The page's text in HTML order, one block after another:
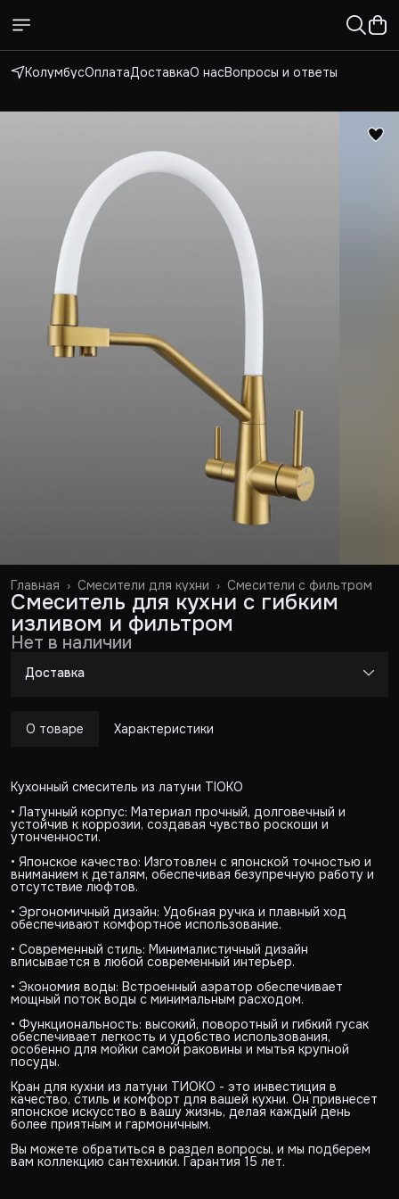
КолумбусОплатаДоставкаО насВопросы и ответы
Смесители с фильтром
Смесители для кухни ›
Главная ›
Смеситель для кухни с гибким
изливом и фильтром
Нет в наличии
Доставка
О товаре Характеристики
Кухонный смеситель из латуни TIOKO
• Латунный корпус: Материал прочный, долговечный и
устойчив к коррозии, создавая чувство роскоши и
утонченности.
• Японское качество: Изготовлен с японской точностью и
вниманием к деталям, обеспечивая безупречную работу и
отсутствие люфтов.
• Эргономичный дизайн: Удобная ручка и плавный ход
обеспечивают комфортное использование.
• Современный стиль: Минималистичный дизайн
вписывается в любой современный интерьер.
• Экономия воды: Встроенный аэратор обеспечивает
мощный поток воды с минимальным расходом.
• Функциональность: высокий, поворотный и гибкий гусак
обеспечивает легкость и удобство использования,
особенно для мойки самой раковины и мытья крупной
посуды.
Кран для кухни из латуни ТИОКО - это инвестиция в
качество, стиль и комфорт для вашей кухни. Он привнесет
японское искусство в вашу жизнь, делая каждый день
более приятным и гармоничным.
Вы можете обратиться в раздел вопросы, и мы подберем
вам коллекцию сантехники. Гарантия 15 лет.